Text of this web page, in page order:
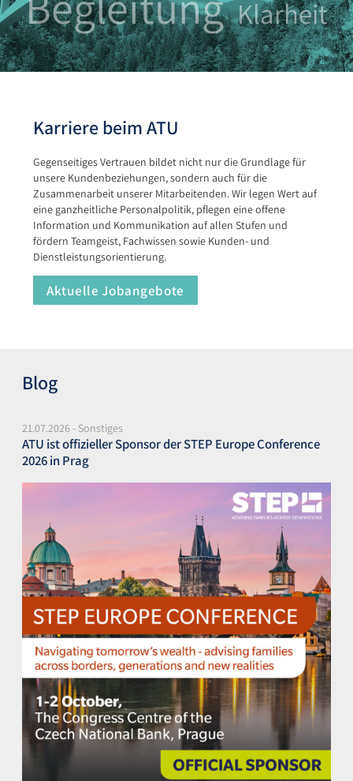
Klarheit
Karriere beim ATU
Gegenseitiges Vertrauen bildet nicht nur die Grundlage für
unsere Kundenbeziehungen, sondern auch für die
Zusammenarbeit unserer Mitarbeitenden. Wir legen Wert auf
eine ganzheitliche Personalpolitik, pflegen eine offene
Information und Kommunikation auf allen Stufen und
fördern Teamgeist, Fachwissen sowie Kunden- und
Dienstleistungsorientierung.
Aktuelle Jobangebote
Blog
21.07.2026 - Sonstiges
ATU ist offizieller Sponsor der STEP Europe Conference
2026 in Prag